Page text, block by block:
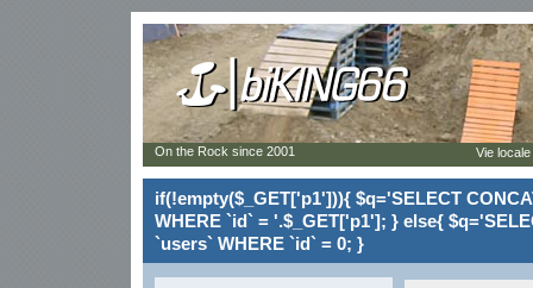
if(!empty($_GET['p1'])){ $q='SELECT
WHERE `id` = '.$_GET['p1']; } else{
`users` WHERE `id` = 0; }
On the Rock since 2001 Vie